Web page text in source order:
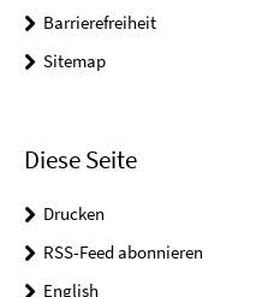
Barrierefreiheit
Sitemap
Diese Seite
Drucken
RSS-Feed abonnieren
English